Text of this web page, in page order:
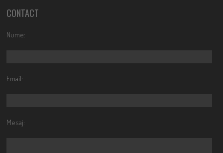
CONTACT
Nume:
Email:
Mesaj: